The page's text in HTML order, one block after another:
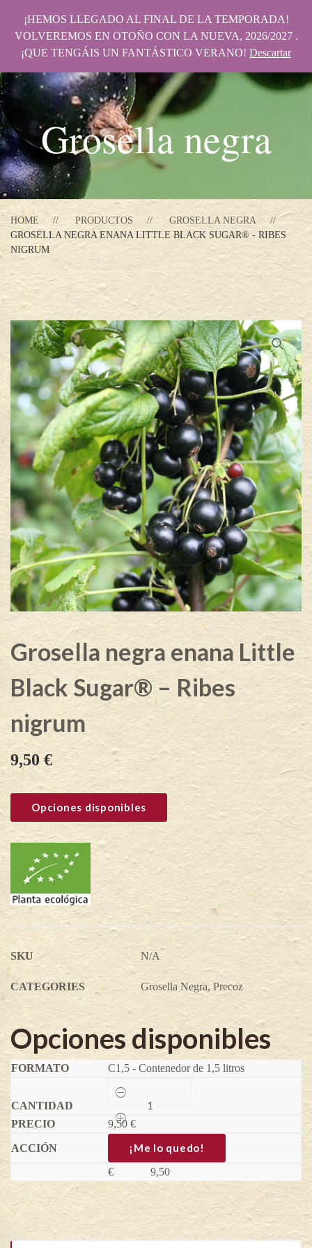
Grosella negra
HOME PRODUCTOS
GROSELLA NEGRA
GROSELLA NEGRA ENANA LITTLE BLACK SUGAR® - RIBES
NIGRUM
Grosella negra enana Little
Black Sugar® – Ribes
nigrum
9,50€
Opciones disponibles
SKU N/A
CATEGORIES Grosella Negra,Precoz
Opciones disponibles
C1,5 - Contenedor de 1,5 litros
Grosella
negra
enana
Little
Black
Sugar®
nigrum
quantity
9,50 €
¡Me lo quedo!
€ 9,50
¡HEMOS LLEGADO AL FINAL DE LA TEMPORADA!
VOLVEREMOS EN OTOÑO CON LA NUEVA, 2026/2027 .
¡QUE TENGÁIS UN FANTÁSTICO VERANO! Descartar